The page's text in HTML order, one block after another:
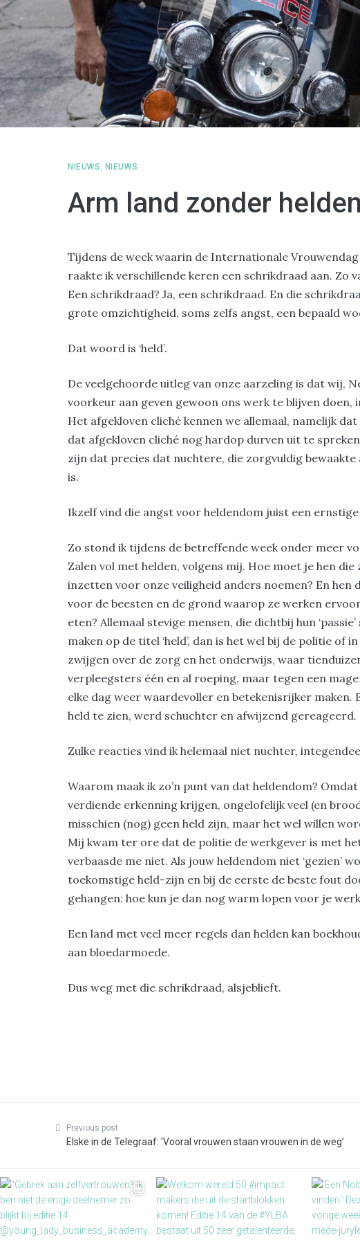
NIEUWS , NIEUWS
Arm land zonder helden
Tijdens de week waarin de Internationale
raakte ik verschillende keren een schrikdraad aan. Zo
Een schrikdraad? Ja, een schrikdraad. En die
grote omzichtigheid, soms zelfs angst, een bepaald
Dat woord is ‘held’.
De veelgehoorde uitleg van onze aarzeling is dat wij,
voorkeur aan geven gewoon ons werk te blijven
Het afgekloven cliché kennen we allemaal, namelijk
dat afgekloven cliché nog hardop durven uit te
zijn dat precies dat nuchtere, die zorgvuldig bewaakte
is.
Ikzelf vind die angst voor heldendom juist een
Zo stond ik tijdens de betreffende week onder meer
Zalen vol met helden, volgens mij. Hoe moet je hen
inzetten voor onze veiligheid anders noemen? En
voor de beesten en de grond waarop ze werken
eten? Allemaal stevige mensen, die dichtbij hun
maken op de titel ‘held’, dan is het wel bij de politie of
zwijgen over de zorg en het onderwijs, waar
verpleegsters één en al roeping, maar tegen een
elke dag weer waardevoller en betekenisrijker
held te zien, werd schuchter en afwijzend gereageerd.
Zulke reacties vind ik helemaal niet nuchter,
Waarom maak ik zo’n punt van dat heldendom?
verdiende erkenning krijgen, ongelofelijk veel (en
misschien (nog) geen held zijn, maar het wel willen
Mij kwam ter ore dat de politie de werkgever is met
verbaasde me niet. Als jouw heldendom niet ‘gezien’
toekomstige held-zijn en bij de eerste de beste fout
gehangen: hoe kun je dan nog warm lopen voor je
Een land met veel meer regels dan helden kan
aan bloedarmoede.
Dus weg met die schrikdraad, alsjeblieft.
Previous post
Elske in de Telegraaf: ’Vooral vrouwen staan vrouwen in de weg’